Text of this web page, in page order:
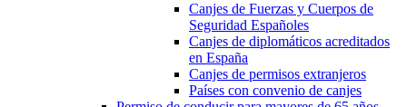
Canjes de Fuerzas y Cuerpos de
Seguridad Españoles
Canjes de diplomáticos acreditados
en España
Canjes de permisos extranjeros
Países con convenio de canjes